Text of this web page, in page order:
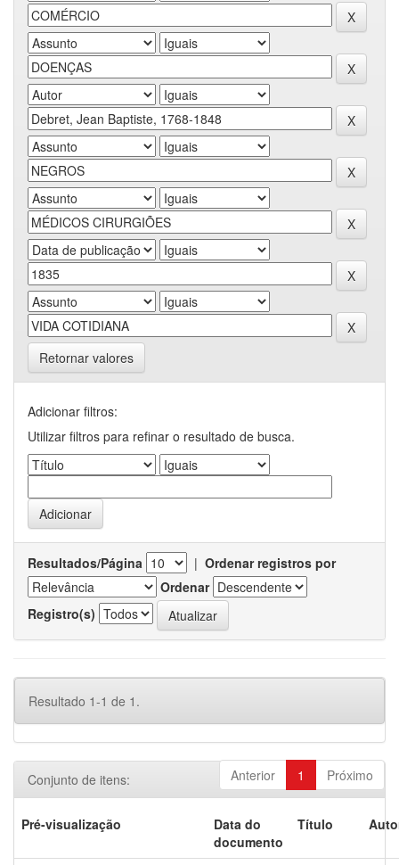
Retornar valores
Adicionar filtros:
Utilizar filtros para refinar o resultado de busca.
Resultados/Página | Ordenar registros por
Ordenar
Registro(s)
Resultado 1-1 de 1.
Anterior 1 Próximo
Conjunto de itens:
Pré-visualização
Data do
documento
Título